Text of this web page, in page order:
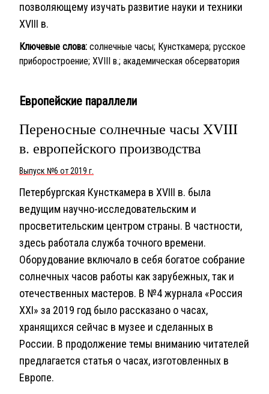
позволяющему изучать развитие науки и техники
XVIII в.
Ключевые слова: солнечные часы; Кунсткамера; русское
приборостроение; XVIII в.; академическая обсерватория
Европейские параллели
Переносные солнечные часы XVIII
в. европейского производства
Выпуск №6 от 2019 г.
Петербургская Кунсткамера в XVIII в. была
ведущим научно-исследовательским и
просветительским центром страны. В частности,
здесь работала служба точного времени.
Оборудование включало в себя богатое собрание
солнечных часов работы как зарубежных, так и
отечественных мастеров. В №4 журнала «Россия
XXI» за 2019 год было рассказано о часах,
хранящихся сейчас в музее и сделанных в
России. В продолжение темы вниманию читателей
предлагается статья о часах, изготовленных в
Европе.